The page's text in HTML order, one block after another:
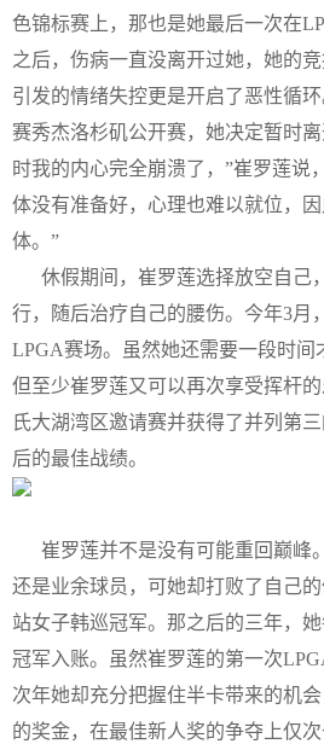
色锦标赛上，那也是她最后一次在
之后，伤病一直没离开过她，她的
引发的情绪失控更是开启了恶性循
赛秀杰洛杉矶公开赛，她决定暂时
时我的内心完全崩溃了，”崔罗莲说
体没有准备好，心理也难以就位，
体。”
休假期间，崔罗莲选择放空自己
行，随后治疗自己的腰伤。今年3月
LPGA赛场。虽然她还需要一段时间
但至少崔罗莲又可以再次享受挥杆
氏大湖湾区邀请赛并获得了并列第
后的最佳战绩。
崔罗莲并不是没有可能重回巅峰
还是业余球员，可她却打败了自己
站女子韩巡冠军。那之后的三年，
冠军入账。虽然崔罗莲的第一次
次年她却充分把握住半卡带来的机
的奖金，在最佳新人奖的争夺上仅次